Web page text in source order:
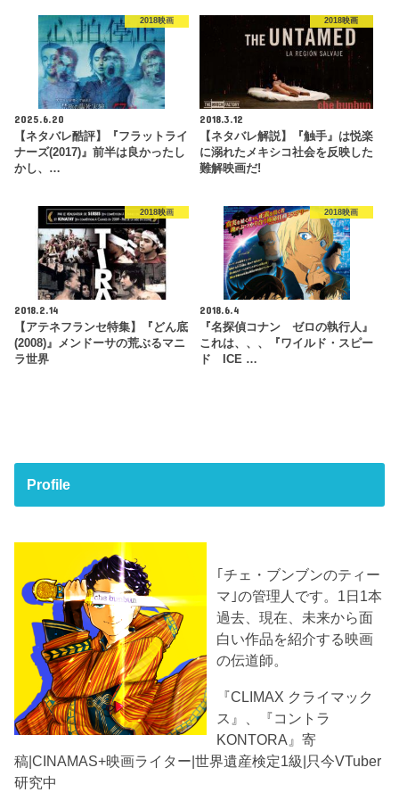
2018映画
2025.6.20
【ネタバレ酷評】『フラットライ
ナーズ(2017)』前半は良かったし
かし、…
2018映画
2018.3.12
【ネタバレ解説】『触手』は悦楽
に溺れたメキシコ社会を反映した
難解映画だ!
2018映画
2018.2.14
【アテネフランセ特集】『どん底
(2008)』メンドーサの荒ぶるマニ
ラ世界
2018映画
2018.6.4
『名探偵コナン ゼロの執行人』
これは、、、『ワイルド・スピー
ド ICE …
Profile
｢チェ・ブンブンのティー
マ｣の管理人です。1日1本
過去、現在、未来から面
白い作品を紹介する映画
の伝道師。
『CLIMAX クライマック
ス』、『コントラ
KONTORA』寄
稿|CINAMAS+映画ライター|世界遺産検定1級|只今VTuber
研究中